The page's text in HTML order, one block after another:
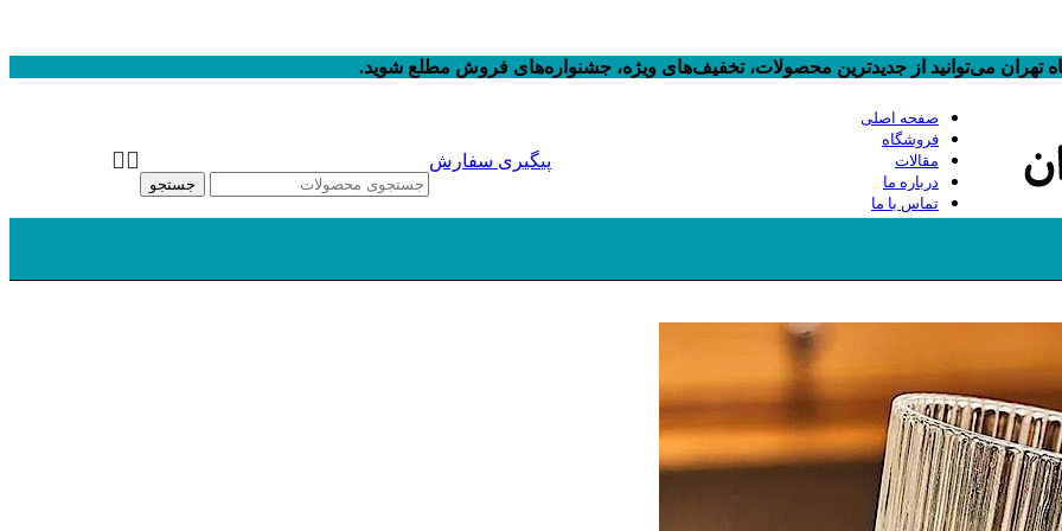
تهران می‌توانید از جدیدترین محصولات، تخفیف‌های ویژه، جشنواره‌های فروش مطلع شوید.
صفحه اصلی
فروشگاه
مقالات
درباره ما
تماس با ما
پیگیری سفارش
جستجو